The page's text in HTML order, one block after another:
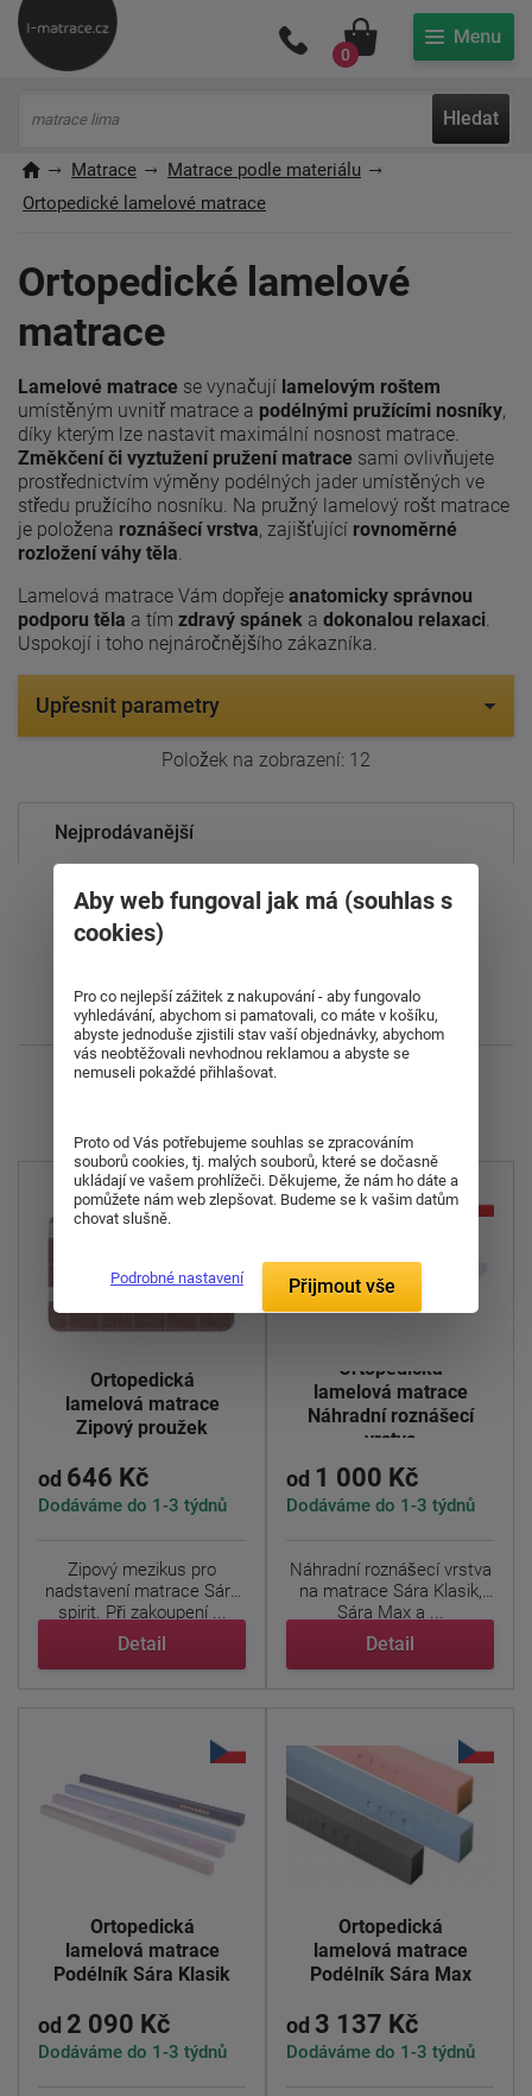
Hledat
Můj účet
0
Matrace
Matrace podle materiálu
Ortopedické lamelové matrace
Ortopedické lamelové
matrace
Lamelové matrace se vynačují lamelovým roštem
umístěným uvnitř matrace a podélnými pružícími nosníky,
díky kterým lze nastavit maximální nosnost matrace.
Změkčení či vyztužení pružení matrace sami ovlivňujete
prostřednictvím výměny podélných jader umístěných ve
středu pružícího nosníku. Na pružný lamelový rošt matrace
je položena roznášecí vrstva, zajišťující rovnoměrné
rozložení váhy těla.
Lamelová matrace Vám dopřeje anatomicky správnou
podporu těla a tím zdravý spánek a dokonalou relaxaci.
Uspokojí i toho nejnáročnějšího zákazníka.
Upřesnit parametry
Položek na zobrazení: 12
Nejprodávanější
Od nejdražšího
Od nejlevnějšího
Nejnovější
Zobrazuji 1 - 18 z 18
Ortopedická
lamelová matrace
Zipový proužek
od 646 Kč
Dodáváme do 1-3 týdnů
Zipový mezikus pro
nadstavení matrace Sára
spirit. Při zakoupení ...
Detail
Ortopedická
lamelová matrace
Náhradní roznášecí
vrstva
od 1 000 Kč
Dodáváme do 1-3 týdnů
Náhradní roznášecí vrstva
na matrace Sára Klasik,
Sára Max a ...
Detail
Ortopedická
lamelová matrace
Podélník Sára Klasik
od 2 090 Kč
Dodáváme do 1-3 týdnů
Ortopedická
lamelová matrace
Podélník Sára Max
od 3 137 Kč
Dodáváme do 1-3 týdnů
Aby web fungoval jak má (souhlas s
cookies)
Pro co nejlepší zážitek z nakupování - aby fungovalo
vyhledávání, abychom si pamatovali, co máte v košíku,
abyste jednoduše zjistili stav vaší objednávky, abychom
vás neobtěžovali nevhodnou reklamou a abyste se
nemuseli pokaždé přihlašovat.
Proto od Vás potřebujeme souhlas se zpracováním
souborů cookies, tj. malých souborů, které se dočasně
ukládají ve vašem prohlížeči. Děkujeme, že nám ho dáte a
pomůžete nám web zlepšovat. Budeme se k vašim datům
chovat slušně.
Podrobné nastavení Přijmout vše